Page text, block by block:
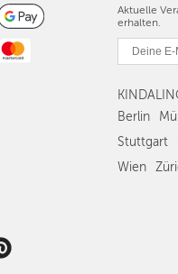
Aktuelle
erhalten.
Berlin
Stuttgart
Wien